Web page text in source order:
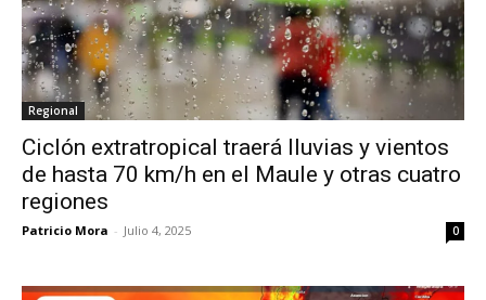
Regional
Ciclón extratropical traerá lluvias y vientos
de hasta 70 km/h en el Maule y otras cuatro
regiones
Patricio Mora - Julio 4, 2025 0